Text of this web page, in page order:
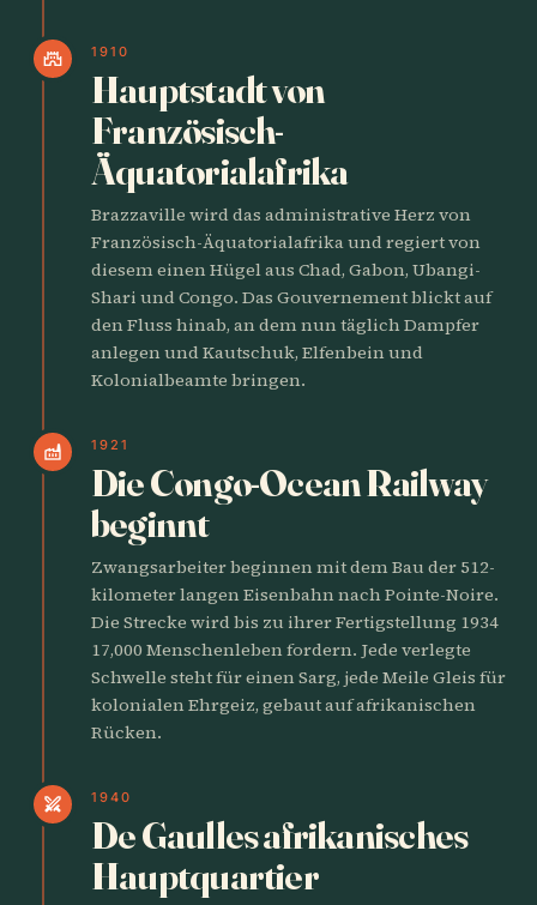
castle 1910
Hauptstadt von
Französisch-
Äquatorialafrika
Brazzaville wird das administrative Herz von
Französisch-Äquatorialafrika und regiert von
diesem einen Hügel aus Chad, Gabon, Ubangi-
Shari und Congo. Das Gouvernement blickt auf
den Fluss hinab, an dem nun täglich Dampfer
anlegen und Kautschuk, Elfenbein und
Kolonialbeamte bringen.
factory 1921
Die Congo-Ocean Railway
beginnt
Zwangsarbeiter beginnen mit dem Bau der 512-
kilometer langen Eisenbahn nach Pointe-Noire.
Die Strecke wird bis zu ihrer Fertigstellung 1934
17,000 Menschenleben fordern. Jede verlegte
Schwelle steht für einen Sarg, jede Meile Gleis für
kolonialen Ehrgeiz, gebaut auf afrikanischen
Rücken.
swords 1940
De Gaulles afrikanisches
Hauptquartier